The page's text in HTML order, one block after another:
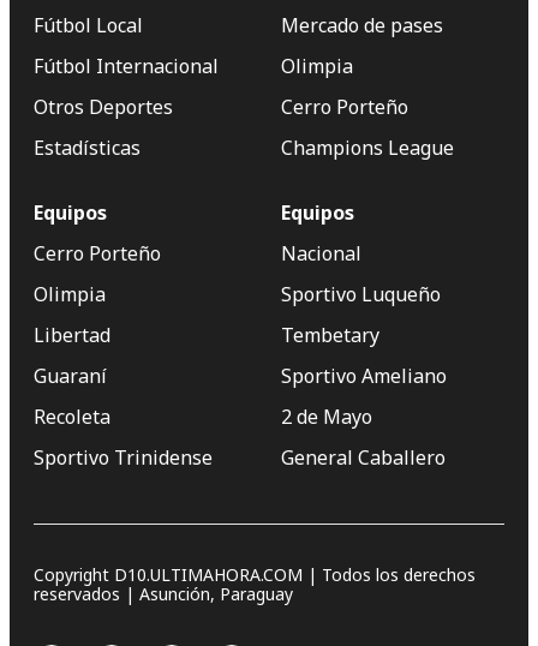
Fútbol Local
Fútbol Internacional
Otros Deportes
Estadísticas
Mercado de pases
Olimpia
Cerro Porteño
Champions League
Equipos
Cerro Porteño
Olimpia
Libertad
Guaraní
Recoleta
Sportivo Trinidense
Equipos
Nacional
Sportivo Luqueño
Tembetary
Sportivo Ameliano
2 de Mayo
General Caballero
Copyright D10.ULTIMAHORA.COM | Todos los derechos
reservados | Asunción, Paraguay